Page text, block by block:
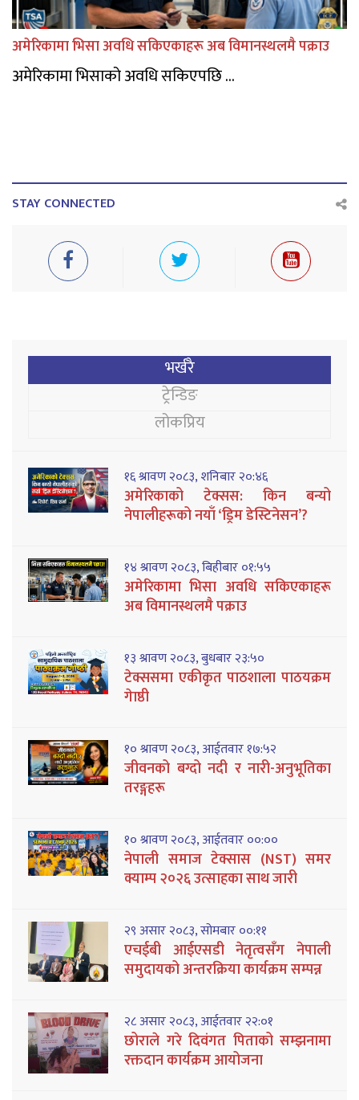
अमेरिकामा भिसा अवधि सकिएकाहरू अब विमानस्थलमै पक्राउ
अमेरिकामा भिसाको अवधि सकिएपछि ...
STAY CONNECTED
भर्खरै
ट्रेन्डिङ
लोकप्रिय
१६ श्रावण २०८३, शनिबार २०:४६
अमेरिकाको टेक्सस: किन बन्यो
नेपालीहरूको नयाँ ‘ड्रिम डेस्टिनेसन’?
१४ श्रावण २०८३, बिहीबार ०१:५५
अमेरिकामा भिसा अवधि सकिएकाहरू
अब विमानस्थलमै पक्राउ
१३ श्रावण २०८३, बुधबार २३:५०
टेक्ससमा एकीकृत पाठशाला पाठयक्रम
गेाष्ठी
१० श्रावण २०८३, आईतवार १७:५२
जीवनको बग्दो नदी र नारी-अनुभूतिका
तरङ्गहरू
१० श्रावण २०८३, आईतवार ००:००
नेपाली समाज टेक्सास (NST) समर
क्याम्प २०२६ उत्साहका साथ जारी
२९ असार २०८३, सोमबार ००:११
एचईबी आईएसडी नेतृत्वसँग नेपाली
समुदायको अन्तरक्रिया कार्यक्रम सम्पन्न
२८ असार २०८३, आईतवार २२:०१
छोराले गरे दिवंगत पिताको सम्झनामा
रक्तदान कार्यक्रम आयोजना